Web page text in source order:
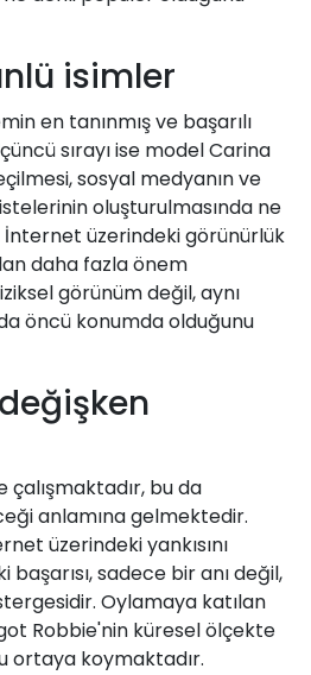
isimler
en tanınmış ve başarılı
sırayı ise model Carina
sosyal medyanın ve
oluşturulmasında ne
üzerindeki görünürlük
daha fazla önem
görünüm değil, aynı
öncü konumda olduğunu
bu da
anlamına gelmektedir.
üzerindeki yankısını
sadece bir anı değil,
Oylamaya katılan
Robbie'nin küresel ölçekte
ortaya koymaktadır.